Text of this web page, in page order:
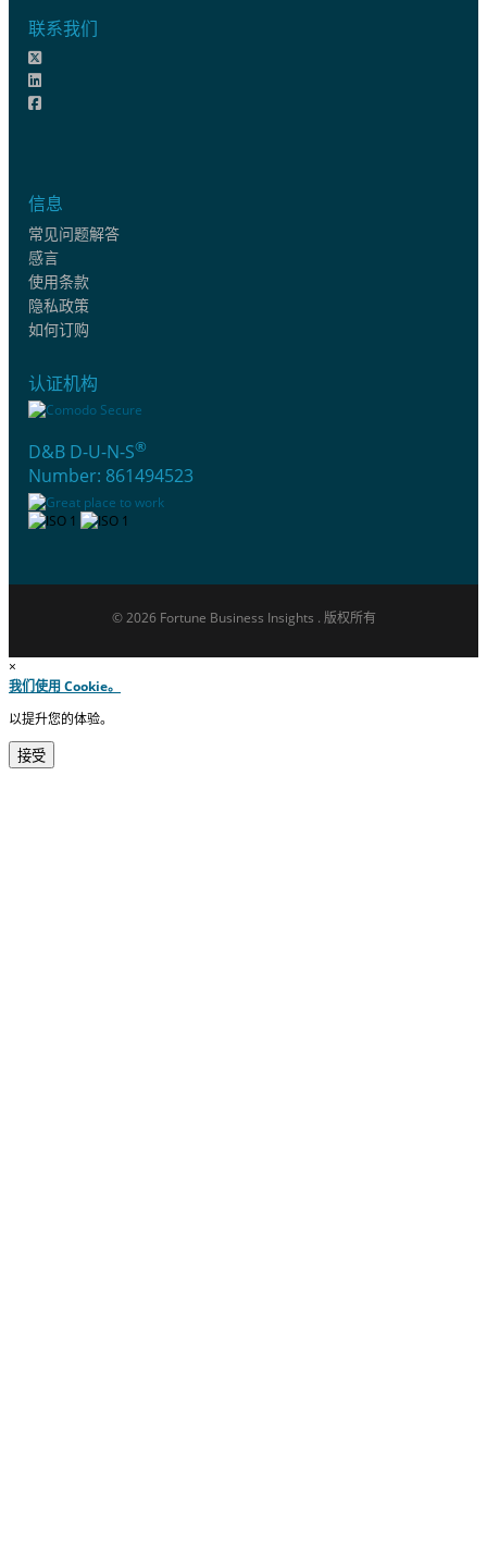
联系我们
信息
常见问题解答
感言
使用条款
隐私政策
如何订购
认证机构
D&B D-U-N-S®
Number: 861494523
© 2026 Fortune Business Insights . 版权所有
×
我们使用 Cookie。
以提升您的体验。
接受